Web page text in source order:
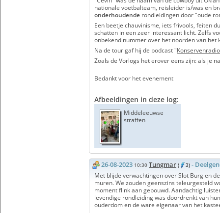
nationale voetbalteam, reisleider is/was en
onderhoudende rondleidingen door "oude
Een beetje chauvinisme, iets frivools, feiten
schatten in een zeer interessant licht.Zelfs
onbekend nummer over het noorden van het
Na de tour gaf hij de podcast "
Zoals de Vorlogs het erover eens zijn: als je
Bedankt voor het evenement
Afbeeldingen in deze log:
Middeleeuwse
straffen
26-08-2023 10:30 Tungmar ( 3) -
Met blijde verwachtingen over Slot Burg en
muren. We zouden geenszins teleurgesteld
moment flink aan gebouwd. Aandachtig
levendige rondleiding was doordrenkt van
ouderdom en de ware eigenaar van het